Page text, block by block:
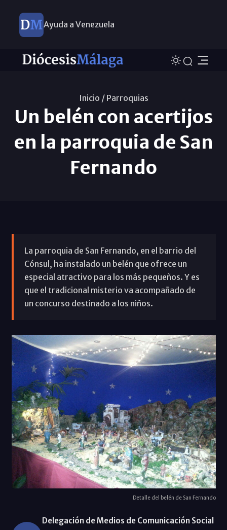
Ayuda a Venezuela
Inicio / Parroquias
Un belén con acertijos
en la parroquia de San
Fernando
La parroquia de San Fernando, en el barrio del
Cónsul, ha instalado un belén que ofrece un
especial atractivo para los más pequeños. Y es
que el tradicional misterio va acompañado de
un concurso destinado a los niños.
Detalle del belén de San Fernando
Delegación de Medios de Comunicación Social